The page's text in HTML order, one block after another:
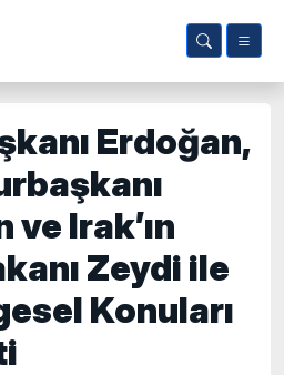
Erdoğan,
Irak’ın
Zeydi ile
Konuları